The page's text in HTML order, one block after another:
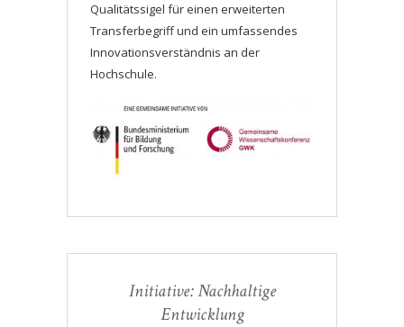
Qualitätssigel für einen erweiterten
Transferbegriff und ein umfassendes
Innovationsverständnis an der
Hochschule.
Initiative: Nachhaltige
Entwicklung